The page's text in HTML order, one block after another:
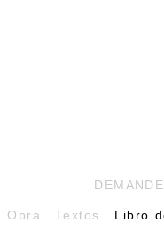
Obra Textos Libro